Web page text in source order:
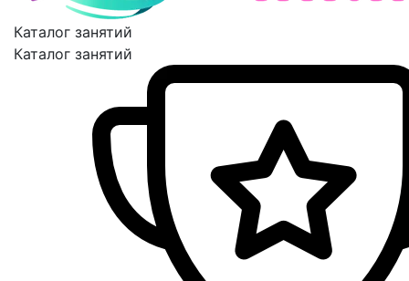
Каталог занятий
Каталог занятий